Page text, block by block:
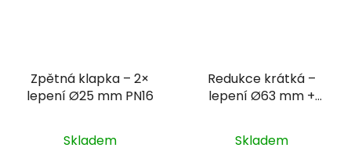
Zpětná klapka – 2×
lepení Ø25 mm PN16
Skladem
Redukce krátká –
lepení Ø63 mm +
Skladem